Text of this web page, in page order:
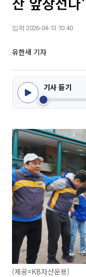
입력 2026-04-13 10:40
유한새 기자
기사 듣기
(제공=KB자산운용)